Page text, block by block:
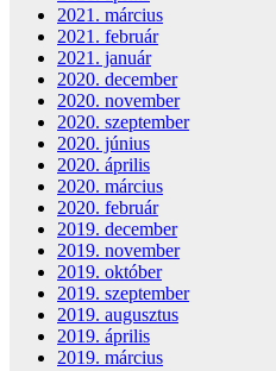
2021. március
2021. február
2021. január
2020. december
2020. november
2020. szeptember
2020. június
2020. április
2020. március
2020. február
2019. december
2019. november
2019. október
2019. szeptember
2019. augusztus
2019. április
2019. március